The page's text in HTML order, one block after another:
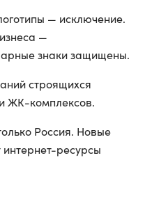
— исключение.
—
знаки защищены.
строящихся
ЖК-комплексов.
Россия. Новые
ресурсы